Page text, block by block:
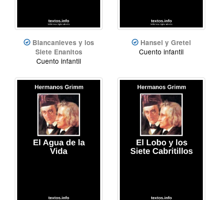
Blancanieves y los
Siete Enanitos
Cuento infantil
Hansel y Gretel
Cuento infantil